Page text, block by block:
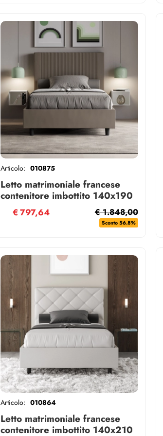
Letto matrimoniale francese
contenitore imbottito 140x190
similpelle cappuccino Goya
Articolo: 010875
€ 1.848,00
Sconto 56.8%
€797,64
Letto matrimoniale francese
contenitore imbottito 140x210
Articolo: 010864